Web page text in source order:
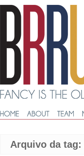
Arquivo da tag: